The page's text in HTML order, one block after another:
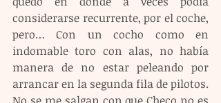
considerarse recurrente, por el coche,
pero… Con un cocho como en
indomable toro con alas, no había
manera de no estar peleando por
arrancar en la segunda fila de pilotos.